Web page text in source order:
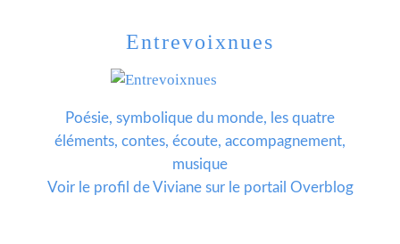
Entrevoixnues
Poésie, symbolique du monde, les quatre
éléments, contes, écoute, accompagnement,
musique
Voir le profil deVivianesur le portail Overblog